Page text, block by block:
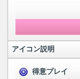
アイコン説明
得意プレイ